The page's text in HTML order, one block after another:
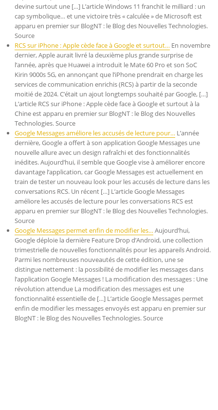
devine surtout une […] L’article Windows 11 franchit le milliard : un
cap symbolique… et une victoire très « calculée » de Microsoft est
apparu en premier sur BlogNT : le Blog des Nouvelles Technologies.
Source
RCS sur iPhone : Apple cède face à Google et surtout… En novembre
dernier, Apple aurait livré la deuxième plus grande surprise de
l’année, après que Huawei a introduit le Mate 60 Pro et son SoC
Kirin 9000s 5G, en annonçant que l’iPhone prendrait en charge les
services de communication enrichis (RCS) à partir de la seconde
moitié de 2024. C’était un ajout longtemps souhaité par Google, […]
L’article RCS sur iPhone : Apple cède face à Google et surtout à la
Chine est apparu en premier sur BlogNT : le Blog des Nouvelles
Technologies. Source
Google Messages améliore les accusés de lecture pour… L’année
dernière, Google a offert à son application Google Messages une
nouvelle allure avec un design rafraîchi et des fonctionnalités
inédites. Aujourd’hui, il semble que Google vise à améliorer encore
davantage l’application, car Google Messages est actuellement en
train de tester un nouveau look pour les accusés de lecture dans les
conversations RCS. Un récent […] L’article Google Messages
améliore les accusés de lecture pour les conversations RCS est
apparu en premier sur BlogNT : le Blog des Nouvelles Technologies.
Source
Google Messages permet enfin de modifier les…Aujourd’hui,
Google déploie la dernière Feature Drop d’Android, une collection
trimestrielle de nouvelles fonctionnalités pour les appareils Android.
Parmi les nombreuses nouveautés de cette édition, une se
distingue nettement : la possibilité de modifier les messages dans
l’application Google Messages ! La modification des messages : Une
révolution attendue La modification des messages est une
fonctionnalité essentielle de […] L’article Google Messages permet
enfin de modifier les messages envoyés est apparu en premier sur
BlogNT : le Blog des Nouvelles Technologies. Source